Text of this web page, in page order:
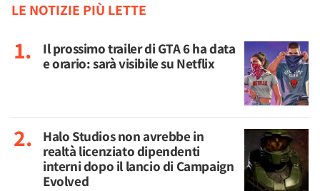
LE NOTIZIE PIÙ LETTE
Il prossimo trailer di GTA 6 ha data
e orario: sarà visibile su Netflix
Halo Studios non avrebbe in
realtà licenziato dipendenti
interni dopo il lancio di Campaign
Evolved